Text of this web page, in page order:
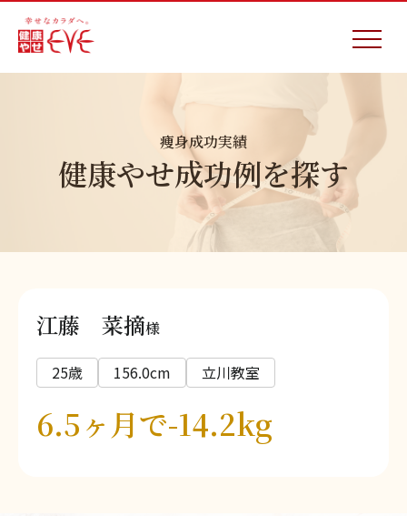
痩身成功実績
健康やせ成功例を探す
江藤 菜摘様
25歳 156.0cm 立川教室
6.5ヶ月で-14.2kg